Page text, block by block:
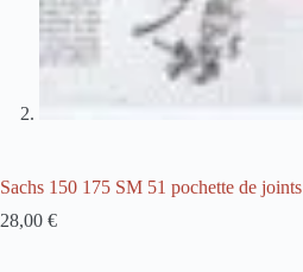
Sachs 150 175 SM 51 pochette de joints
28,00 €